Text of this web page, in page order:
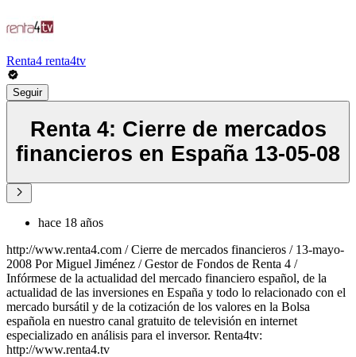
Renta4 renta4tv
Seguir
Renta 4: Cierre de mercados
financieros en España 13-05-08
hace 18 años
http://www.renta4.com / Cierre de mercados financieros / 13-mayo-
2008 Por Miguel Jiménez / Gestor de Fondos de Renta 4 /
Infórmese de la actualidad del mercado financiero español, de la
actualidad de las inversiones en España y todo lo relacionado con el
mercado bursátil y de la cotización de los valores en la Bolsa
española en nuestro canal gratuito de televisión en internet
especializado en análisis para el inversor. Renta4tv:
http://www.renta4.tv